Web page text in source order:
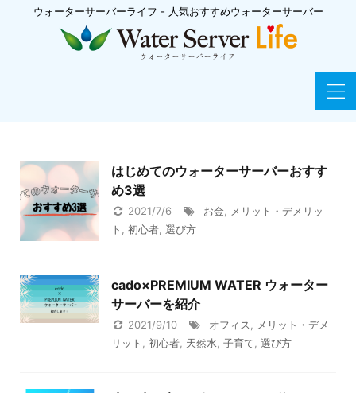
ウォーターサーバーライフ - 人気おすすめウォーターサーバー
はじめてのウォーターサーバーおすす
め3選
2021/7/6 お金, メリット・デメリッ
ト , 初心者, 選び方
cado×PREMIUM WATER ウォーター
サーバーを紹介
2021/9/10 オフィス, メリット・デメ
リット , 初心者, 天然水, 子育て, 選び方